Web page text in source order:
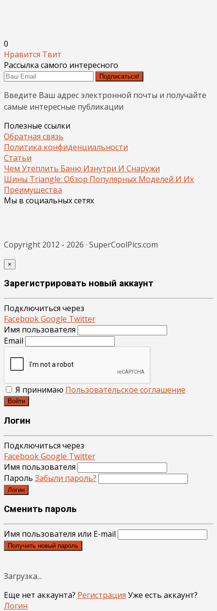
0
Нравится Твит
Рассылка самого интересного
Подписаться!
Введите Ваш адрес электронной почты и получайте
самые интересные публикации
Полезные ссылки
Обратная связь
Политика конфиденциальности
Статьи
Чем Утеплить Баню Изнутри И Снаружи
Шины Triangle: Обзор Популярных Моделей И Их
Преимущества
Мы в социальных сетях
Copyright 2012 - 2026 · SuperCoolPics.com
×
Зарегистрировать новый аккаунт
Подключиться через
FacebookGoogle Twitter
Имя пользователя
Email
Я принимаю Пользовательское соглашение
Войти
Логин
Подключиться через
FacebookGoogle Twitter
Имя пользователя
Пароль Забыли пароль?
Логин
Сменить пароль
Имя пользователя или E-mail
Получить новый пароль
Загрузка...
Еще нет аккаунта? Регистрация Уже есть аккаунт?
Логин